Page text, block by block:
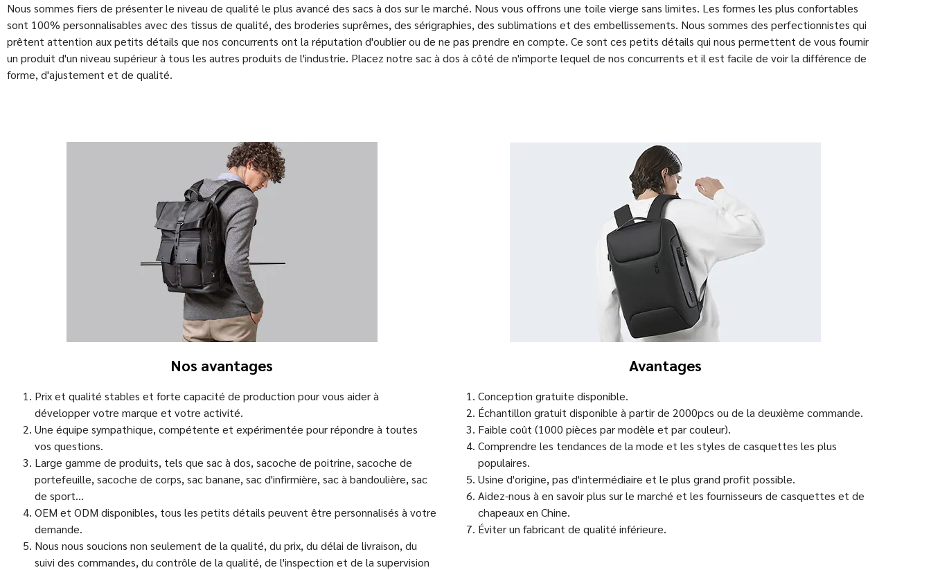
Nous sommes fiers de présenter le niveau de qualité le plus avancé des sacs à dos sur le marché. Nous vous offrons une toile vierge sans limites. Les formes les plus confortables
sont 100% personnalisables avec des tissus de qualité, des broderies suprêmes, des sérigraphies, des sublimations et des embellissements. Nous sommes des perfectionnistes qui
prêtent attention aux petits détails que nos concurrents ont la réputation d'oublier ou de ne pas prendre en compte. Ce sont ces petits détails qui nous permettent de vous fournir
un produit d'un niveau supérieur à tous les autres produits de l'industrie. Placez notre sac à dos à côté de n'importe lequel de nos concurrents et il est facile de voir la différence de
forme, d'ajustement et de qualité.
Nos avantages
Prix et qualité stables et forte capacité de production pour vous aider à
développer votre marque et votre activité.
Une équipe sympathique, compétente et expérimentée pour répondre à toutes
vos questions.
Large gamme de produits, tels que sac à dos, sacoche de poitrine, sacoche de
portefeuille, sacoche de corps, sac banane, sac d'infirmière, sac à bandoulière, sac
de sport...
OEM et ODM disponibles, tous les petits détails peuvent être personnalisés à votre
demande.
Nous nous soucions non seulement de la qualité, du prix, du délai de livraison, du
suivi des commandes, du contrôle de la qualité, de l'inspection et de la supervision
Avantages
Conception gratuite disponible.
Échantillon gratuit disponible à partir de 2000pcs ou de la deuxième commande.
Faible coût (1000 pièces par modèle et par couleur).
Comprendre les tendances de la mode et les styles de casquettes les plus
populaires.
Usine d'origine, pas d'intermédiaire et le plus grand profit possible.
Aidez-nous à en savoir plus sur le marché et les fournisseurs de casquettes et de
chapeaux en Chine.
Éviter un fabricant de qualité inférieure.